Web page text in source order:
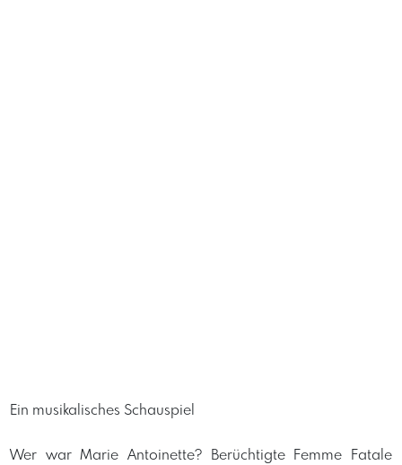
Ein musikalisches Schauspiel
Wer war Marie Antoinette? Berüchtigte Femme Fatale